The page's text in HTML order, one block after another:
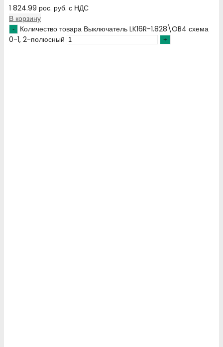
1 824.99 рос. руб. с НДС
В корзину
Количество товара Выключатель LK16R-1.828\OB4 схема
0-1, 2-полюсный